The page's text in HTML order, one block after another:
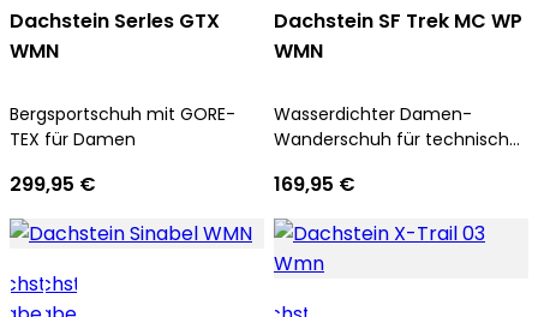
Dachstein Serles GTX
WMN
Bergsportschuh mit GORE-
TEX für Damen
299,95 €
Dachstein SF Trek MC WP
WMN
Wasserdichter Damen-
Wanderschuh für technische
169,95 €